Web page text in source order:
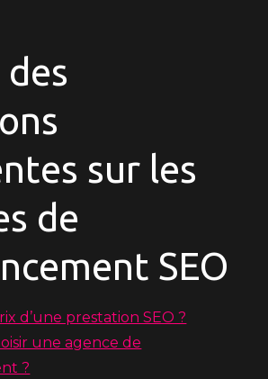
sur les
de
SEO
d’une prestation SEO ?
une agence de
?